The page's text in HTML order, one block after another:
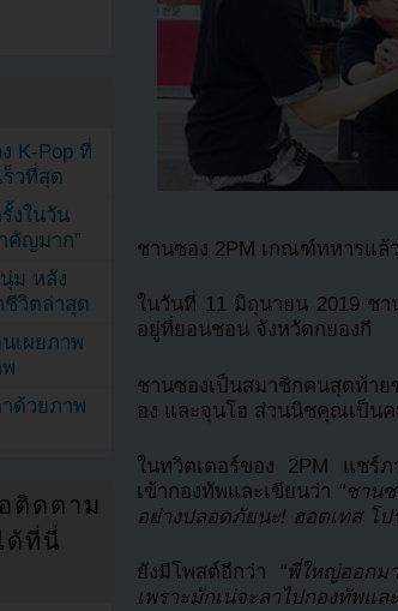
ชานซอง 2PM เกณฑ์ทหารแล้
ในวันที่ 11 มิถุนายน 2019 ช
อยู่ที่ยอนชอน จังหวัดกยองกี
ชานซองเป็นสมาชิกคนสุดท้า
อง และจุนโฮ ส่วนนิชคุณเป็น
ในทวิตเตอร์ของ 2PM แชร์
เข้ากองทัพและเขียนว่า “ชาน
อย่างปลอดภัยนะ! ฮอตเทส โ
ยังมีโพสต์อีกว่า “พี่ใหญ่ออกม
เพราะมักเน่จะลาไปกองทัพแ
K-Pop ที่
วที่สุด
งในวัน
คัญมาก”
ม หลัง
วิตล่าสุด
เผยภาพ
ด้วยภาพ
ติดตาม
ด้ที่นี่